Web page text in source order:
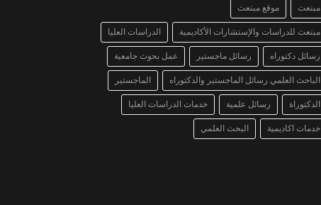
مبتعث موقع مبتعث
مبتعث للدراسات والإستشارات الأكاديمية الدراسات العليا
رسائل دكتوراه رسائل ماجستير عمل بحوث جامعية
الباحث العلمي رسائل الماجستير والدكتوراه الماجستير
الدكتوراة رسائل علمية خدمات الدراسات العليا
خدمات اكاديمية البحث العلمي